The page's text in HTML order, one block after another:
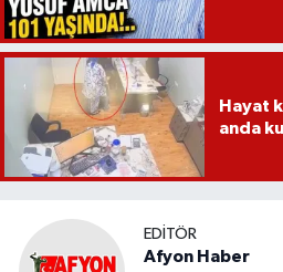
Hayat
anda
EDITÖR
Afyon Haber